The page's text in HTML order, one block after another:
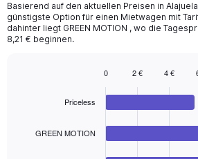
The
chart
has
Basierend auf den aktuellen Preisen in
günstigste Option für einen Mietwagen mit
dahinter liegt GREEN MOTION , wo die
8,21 € beginnen.
Priceless
GREEN MOTION
0 2 € 4 €